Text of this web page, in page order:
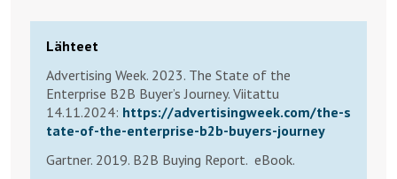
Lähteet
Advertising Week. 2023. The State of the
Enterprise B2B Buyer’s Journey. Viitattu
14.11.2024: https://advertisingweek.com/the-s
tate-of-the-enterprise-b2b-buyers-journey
Gartner. 2019. B2B Buying Report. eBook.